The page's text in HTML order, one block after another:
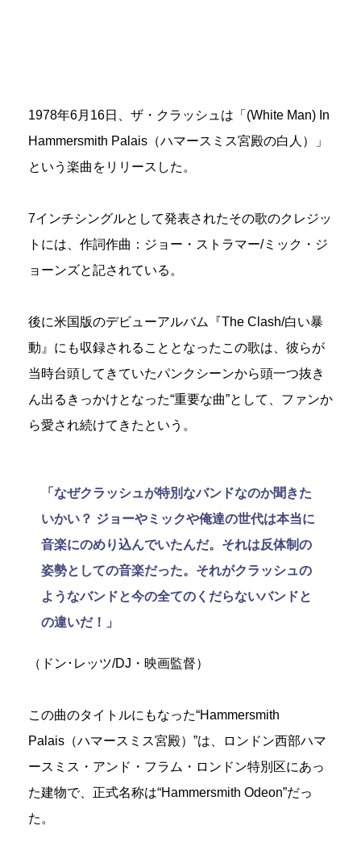
1978年6月16日、ザ・クラッシュは「(White Man) In
Hammersmith Palais（ハマースミス宮殿の白人）」
という楽曲をリリースした。
7インチシングルとして発表されたその歌のクレジッ
トには、作詞作曲：ジョー・ストラマー/ミック・ジ
ョーンズと記されている。
後に米国版のデビューアルバム『The Clash/白い暴
動』にも収録されることとなったこの歌は、彼らが
当時台頭してきていたパンクシーンから頭一つ抜き
ん出るきっかけとなった“重要な曲”として、ファンか
ら愛され続けてきたという。
「なぜクラッシュが特別なバンドなのか聞きた
いかい？ ジョーやミックや俺達の世代は本当に
音楽にのめり込んでいたんだ。それは反体制の
姿勢としての音楽だった。それがクラッシュの
ようなバンドと今の全てのくだらないバンドと
の違いだ！」
（ドン･レッツ/DJ・映画監督）
この曲のタイトルにもなった“Hammersmith
Palais（ハマースミス宮殿）”は、ロンドン西部ハマ
ースミス・アンド・フラム・ロンドン特別区にあっ
た建物で、正式名称は“Hammersmith Odeon”だっ
た。